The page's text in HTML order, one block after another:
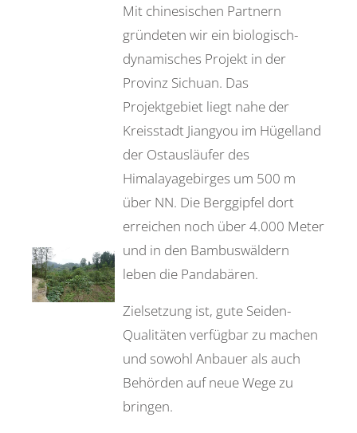
Mit chinesischen Partnern
gründeten wir ein biologisch-
dynamisches Projekt in der
Provinz Sichuan. Das
Projektgebiet liegt nahe der
Kreisstadt Jiangyou im Hügelland
der Ostausläufer des
Himalayagebirges um 500 m
über NN. Die Berggipfel dort
erreichen noch über 4.000 Meter
und in den Bambuswäldern
leben die Pandabären.
Zielsetzung ist, gute Seiden-
Qualitäten verfügbar zu machen
und sowohl Anbauer als auch
Behörden auf neue Wege zu
bringen.